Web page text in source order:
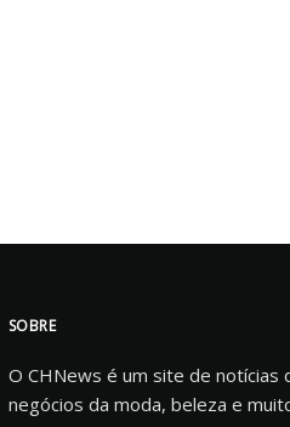
SOBRE
O CHNews é um site de notícias
negócios da moda, beleza e